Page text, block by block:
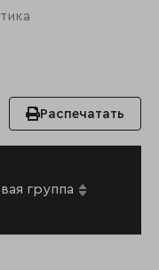
Распечатать
группа